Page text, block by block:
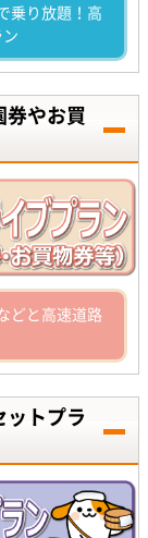
乗り放題！高
やお買
どと高速道路
ットプラ